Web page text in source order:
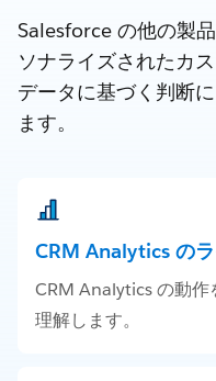
Salesforce の他の製
ソナライズされたカ
データに基づく判断
ます。
CRM Analytics の
CRM Analytics の動作
理解します。